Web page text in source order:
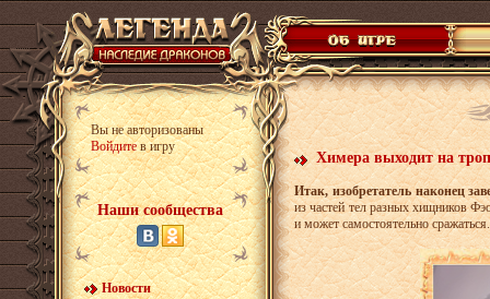
Вы не авторизованы
Войдитев игру
Наши сообщества
Новости
Химера выходит на
Итак, изобретатель наконец
из частей тел разных хищников
и может самостоятельно